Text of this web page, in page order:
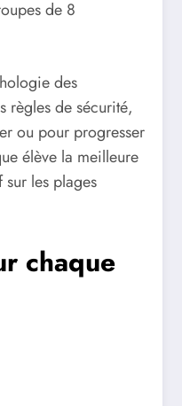
de 8
des
règles de sécurité,
ou pour progresser
élève la meilleure
les plages
chaque